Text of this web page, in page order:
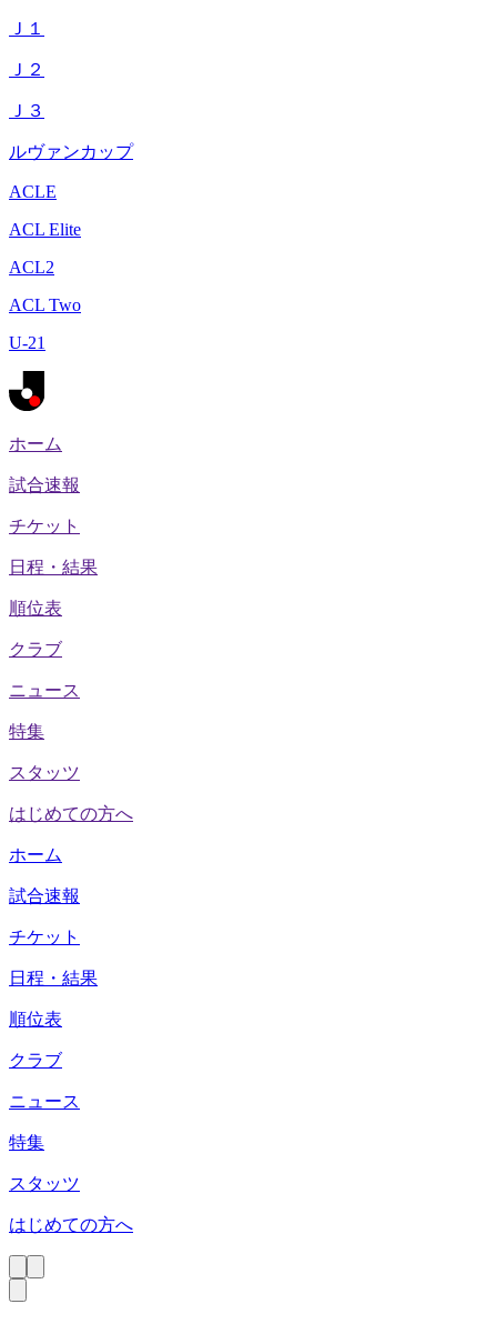
Ｊ１
Ｊ２
Ｊ３
ルヴァンカップ
ACLE
ACL Elite
ACL2
ACL Two
U-21
ホーム
試合速報
チケット
日程・結果
順位表
クラブ
ニュース
特集
スタッツ
はじめての方へ
ホーム
試合速報
チケット
日程・結果
順位表
クラブ
ニュース
特集
スタッツ
はじめての方へ